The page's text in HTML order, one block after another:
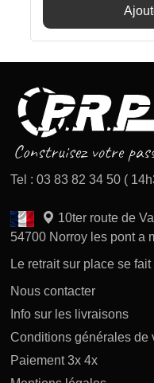
Tel : 03 83 82 34 50 (
10ter route de
54700 Norroy les pont a
Le retrait sur place se
Nous contacter
Info sur les livraisons
Conditions générales de
Paiement 3x 4x